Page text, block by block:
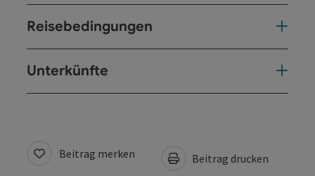
Reisebedingungen
Unterkünfte
Beitrag merken Beitrag drucken